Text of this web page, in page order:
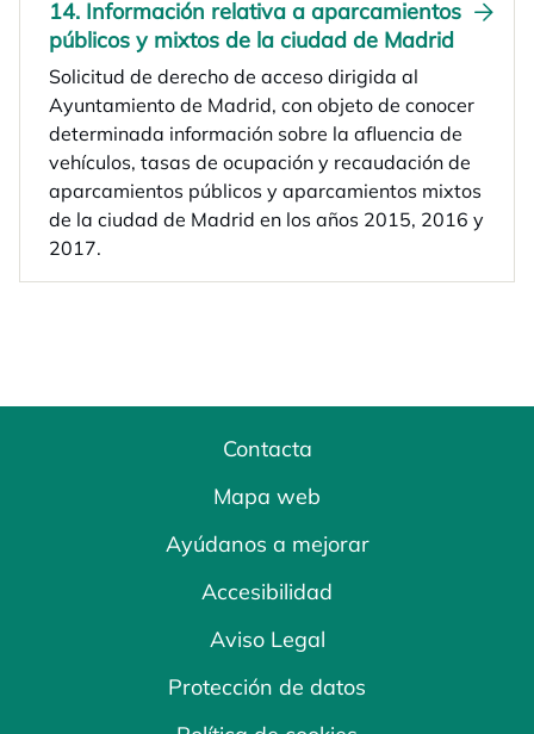
14. Información relativa a aparcamientos
públicos y mixtos de la ciudad de Madrid
Solicitud de derecho de acceso dirigida al
Ayuntamiento de Madrid, con objeto de conocer
determinada información sobre la afluencia de
vehículos, tasas de ocupación y recaudación de
aparcamientos públicos y aparcamientos mixtos
de la ciudad de Madrid en los años 2015, 2016 y
2017.
Contacta
Mapa web
Ayúdanos a mejorar
Accesibilidad
Aviso Legal
Protección de datos